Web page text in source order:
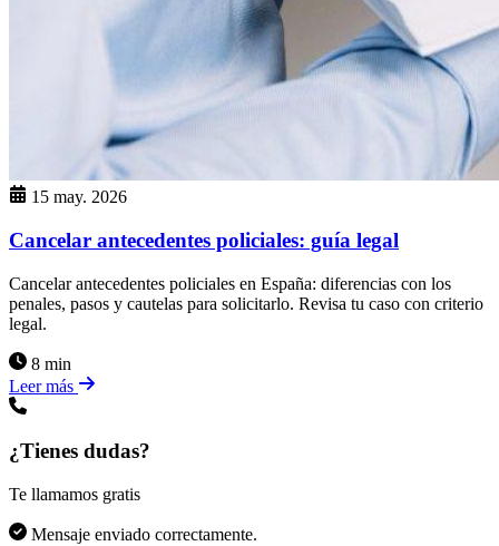
15 may. 2026
Cancelar antecedentes policiales: guía legal
Cancelar antecedentes policiales en España: diferencias con los
penales, pasos y cautelas para solicitarlo. Revisa tu caso con criterio
legal.
8 min
Leer más
¿Tienes dudas?
Te llamamos gratis
Mensaje enviado correctamente.